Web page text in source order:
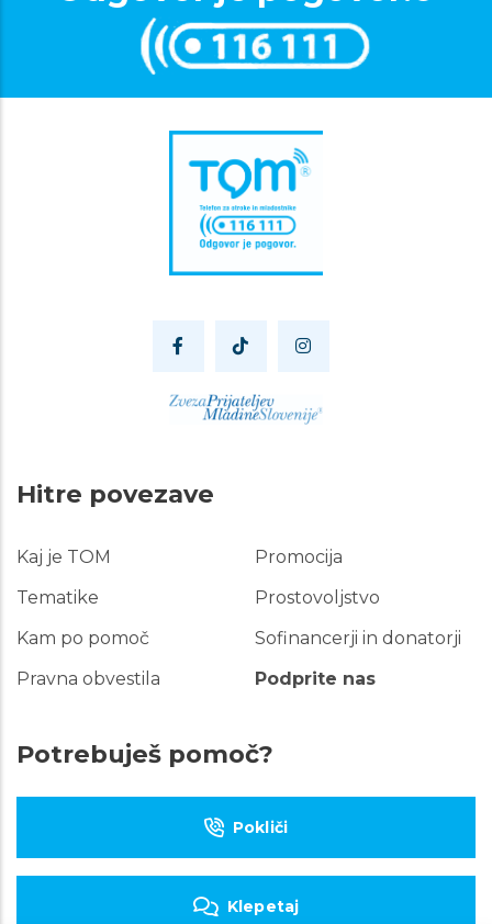
Hitre povezave
Hitre
povezave
Kaj je TOM
Tematike
Kam po pomoč
Pravna obvestila
Promocija
Prostovoljstvo
Sofinancerji in donatorji
Podprite nas
Potrebuješ pomoč?
Pokliči
Klepetaj